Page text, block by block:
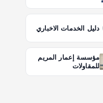
دليل الخدمات الاخباري
مؤسسة إعمار المريم
للمقاولات